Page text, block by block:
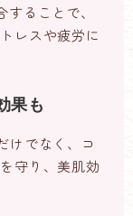
ることで、
レスや疲労に
果も
けでなく、コ
守り、美肌効